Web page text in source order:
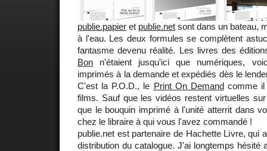
publie.papier et publie.net sont dans un bateau,
à l'eau. Les deux formules se complètent
fantasme devenu réalité. Les livres des
Bon n'étaient jusqu'ici que numériques,
imprimés à la demande et expédiés dès le
C'est la P.O.D., le Print On Demandcomme
films. Sauf que les vidéos restent virtuelles
que le bouquin imprimé à l'unité atterrit dans
chez le libraire à qui vous l'avez commandé !
publie.net est partenaire de Hachette Livre, qui
distribution du catalogue. J'ai longtemps hésité